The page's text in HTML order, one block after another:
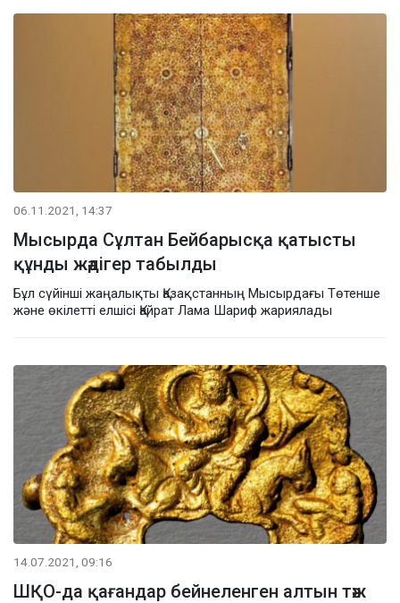
06.11.2021, 14:37
Мысырда Сұлтан Бейбарысқа қатысты
құнды жәдігер табылды
Бұл сүйінші жаңалықты Қазақстанның Мысырдағы Төтенше
және өкілетті елшісі Қайрат Лама Шариф жариялады
14.07.2021, 09:16
ШҚО-да қағандар бейнеленген алтын тәж